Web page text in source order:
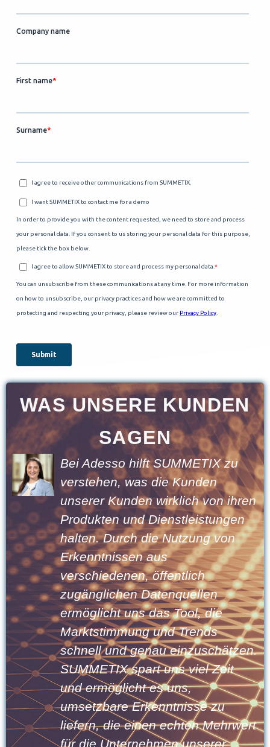
WAS UNSERE KUNDEN
SAGEN
Zusammen mit SUMMETIX
bringen wir modernste KI-
Technologie zu unseren Kunden.
Das große Sprachmodell und das
Tool decken verborgene Muster
im Kundenfeedback auf und
ermöglichen frühzeitige
datengestützte Entscheidungen.
Dank unserer Erfahrung bei Sopra
Steria können wir Kunden
innerhalb weniger Wochen mit
SUMMETIX vertraut machen.
Darius Selke, Head Of Sopra Steria Ventures
Germany
Sopra Steria